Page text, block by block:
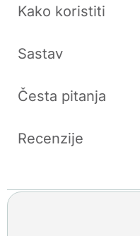
Kako koristiti
Sastav
Česta pitanja
Recenzije